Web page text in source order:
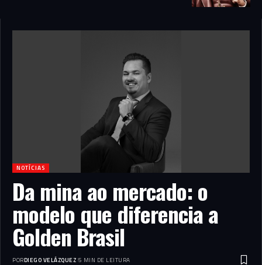
NOTÍCIAS
Da mina ao mercado: o
modelo que diferencia a
Golden Brasil
PORDIEGO VELÁZQUEZ 5 MIN DE LEITURA